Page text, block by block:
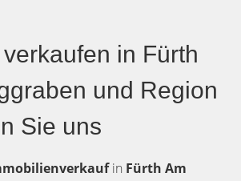
in Fürth
und Region
Sie uns
in Fürth Am